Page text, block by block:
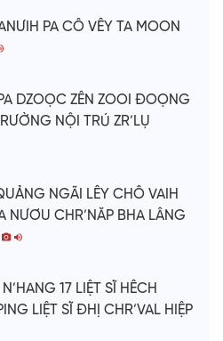
PA CÔ VÊY TA MOON
DZOỌC ZÊN ZOOI ĐOỌNG
NỘI TRÚ ZR’LỤ
NGÃI LÊY CHÔ VAIH
NƯƠU CHR’NĂP BHA LÂNG
17 LIỆT SĨ HÊCH
LIỆT SĨ ĐHỊ CHR’VAL HIỆP